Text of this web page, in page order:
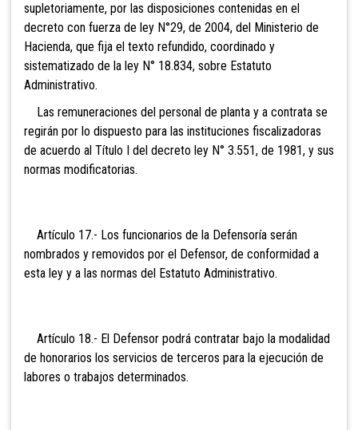
supletoriamente, por las disposiciones contenidas en el
decreto con fuerza de ley N°29, de 2004, del Ministerio de
Hacienda, que fija el texto refundido, coordinado y
sistematizado de la ley N° 18.834, sobre Estatuto
Administrativo.
Las remuneraciones del personal de planta y a contrata se
regirán por lo dispuesto para las instituciones fiscalizadoras
de acuerdo al Título I del decreto ley N° 3.551, de 1981, y sus
normas modificatorias.
Artículo 17.- Los funcionarios de la Defensoría serán
nombrados y removidos por el Defensor, de conformidad a
esta ley y a las normas del Estatuto Administrativo.
Artículo 18.- El Defensor podrá contratar bajo la modalidad
de honorarios los servicios de terceros para la ejecución de
labores o trabajos determinados.